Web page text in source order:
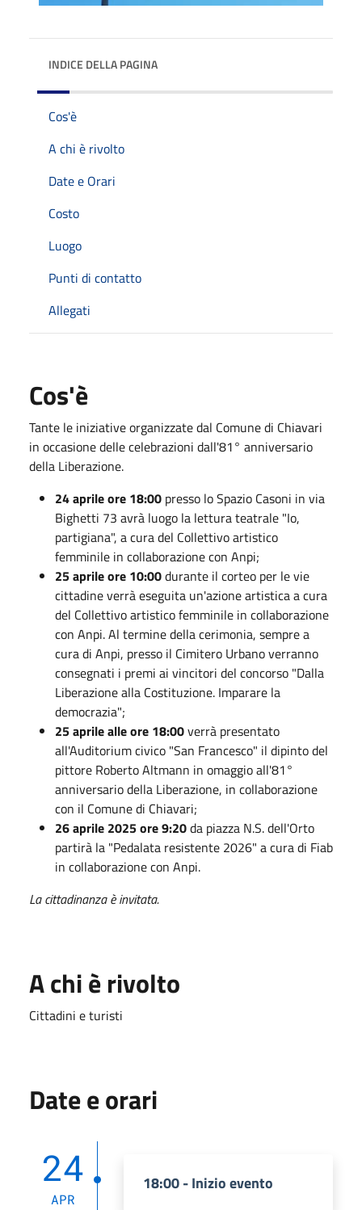
INDICE DELLA PAGINA
Cos'è
A chi è rivolto
Date e Orari
Costo
Luogo
Punti di contatto
Allegati
Cos'è
Tante le iniziative organizzate dal Comune di Chiavari
in occasione delle celebrazioni dall'81° anniversario
della Liberazione.
24 aprile ore 18:00 presso lo Spazio Casoni in via
Bighetti 73 avrà luogo la lettura teatrale "Io,
partigiana", a cura del Collettivo artistico
femminile in collaborazione con Anpi;
25 aprile ore 10:00durante il corteo per le vie
cittadine verrà eseguita un'azione artistica a cura
del Collettivo artistico femminile in collaborazione
con Anpi. Al termine della cerimonia, sempre a
cura di Anpi, presso il Cimitero Urbano verranno
consegnati i premi ai vincitori del concorso "Dalla
Liberazione alla Costituzione. Imparare la
democrazia";
25 aprile alle ore 18:00verrà presentato
all'Auditorium civico "San Francesco" il dipinto del
pittore Roberto Altmann in omaggio all'81°
anniversario della Liberazione, in collaborazione
con il Comune di Chiavari;
26 aprile 2025 ore 9:20da piazza N.S. dell'Orto
partirà la "Pedalata resistente 2026" a cura di Fiab
in collaborazione con Anpi.
La cittadinanza è invitata.
A chi è rivolto
Cittadini e turisti
Date e orari
24
APR
18:00 - Inizio evento